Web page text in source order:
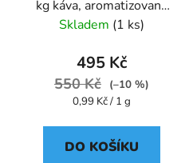
kg káva, aromatizovaná
- Oxalis
Skladem (1 ks)
495 Kč
550 Kč
(–10 %)
Měrná
0,99 Kč / 1 g
DO KOŠÍKU